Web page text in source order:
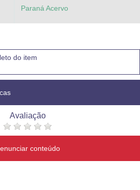
Paraná Acervo
do item
Avaliação
conteúdo